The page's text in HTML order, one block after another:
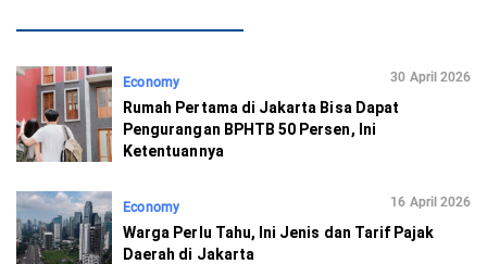
Economy 30 April 2026
Rumah Pertama di Jakarta Bisa Dapat
Pengurangan BPHTB 50 Persen, Ini
Ketentuannya
Economy 16 April 2026
Warga Perlu Tahu, Ini Jenis dan Tarif Pajak
Daerah di Jakarta